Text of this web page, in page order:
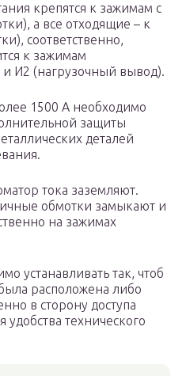
крепятся к зажимам с
а все отходящие – к
соответственно,
к зажимам
И2 (нагрузочный вывод).
1500 А необходимо
защиты
деталей
тока заземляют.
обмотки замыкают и
на зажимах
устанавливать так, чтоб
расположена либо
в сторону доступа
удобства технического